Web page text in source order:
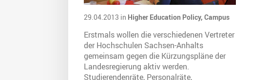
29.04.2013 in Higher Education Policy, Campus
Erstmals wollen die verschiedenen Vertreter
der Hochschulen Sachsen-Anhalts
gemeinsam gegen die Kürzungspläne der
Landesregierung aktiv werden.
Studierendenräte, Personalräte,